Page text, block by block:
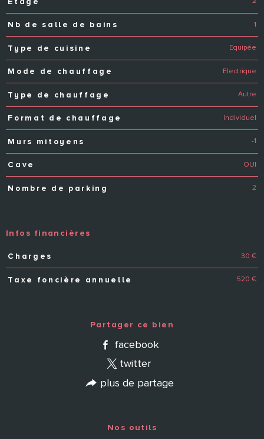
Nb de salle de bains 1
Type de cuisine Equipée
Mode de chauffage Electrique
Type de chauffage Autre
Format de chauffage Individuel
Murs mitoyens -1
Cave OUI
Nombre de parking 2
Infos financières
Caractéristiques
Charges 30 €
Taxe foncière annuelle 520 €
Partager ce bien
facebook
twitter
plus de partage
Nos outils